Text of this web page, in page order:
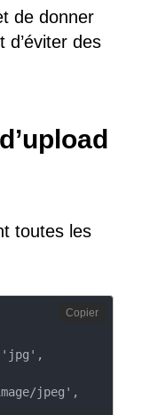
de donner
d’éviter des
toutes les
Copier